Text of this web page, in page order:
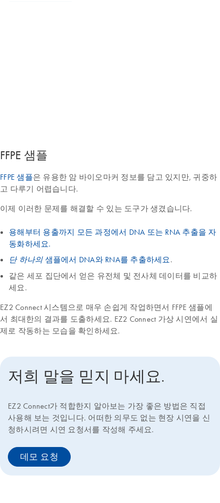
FFPE 샘플
FFPE 샘플은 유용한 암 바이오마커 정보를 담고 있지만, 귀중하
고 다루기 어렵습니다.
이제 이러한 문제를 해결할 수 있는 도구가 생겼습니다.
용해부터 용출까지 모든 과정에서 DNA 또는 RNA 추출을 자
동화하세요.
단 하나의샘플에서 DNA와 RNA를 추출하세요.
같은 세포 집단에서 얻은 유전체 및 전사체 데이터를 비교하
세요.
EZ2 Connect 시스템으로 매우 손쉽게 작업하면서 FFPE 샘플에
서 최대한의 결과를 도출하세요. EZ2 Connect 가상 시연에서 실
제로 작동하는 모습을 확인하세요.
저희 말을 믿지 마세요.
EZ2 Connect가 적합한지 알아보는 가장 좋은 방법은 직접
사용해 보는 것입니다. 어떠한 의무도 없는 현장 시연을 신
청하시려면 시연 요청서를 작성해 주세요.
데모 요청